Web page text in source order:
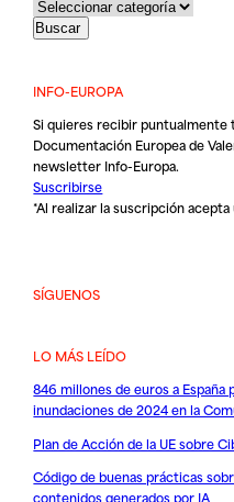
INFO-EUROPA
Si quieres recibir
Documentación Europea de
newsletter Info-Europa.
Suscribirse
*Al realizar la suscripción
SÍGUENOS
LO MÁS LEÍDO
846 millones de euros a España
inundaciones de 2024 en la
Plan de Acción de la UE sobre
Código de buenas prácticas
contenidos generados por IA